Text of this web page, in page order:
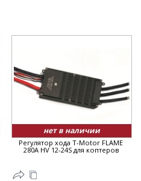
нет в наличии
Регулятор хода T-Motor FLAME
280A HV 12-24S для коптеров